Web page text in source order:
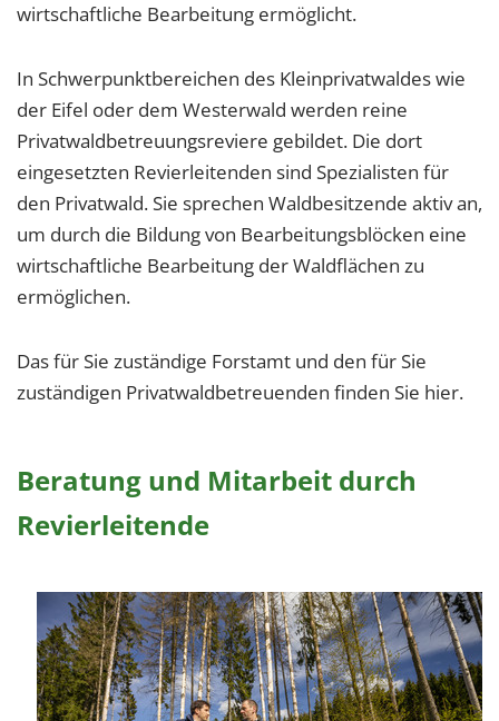
wirtschaftliche Bearbeitung ermöglicht.
In Schwerpunktbereichen des Kleinprivatwaldes wie
der Eifel oder dem Westerwald werden reine
Privatwaldbetreuungsreviere gebildet. Die dort
eingesetzten Revierleitenden sind Spezialisten für
den Privatwald. Sie sprechen Waldbesitzende aktiv an,
um durch die Bildung von Bearbeitungsblöcken eine
wirtschaftliche Bearbeitung der Waldflächen zu
ermöglichen.
Das für Sie zuständige Forstamt und den für Sie
zuständigen Privatwaldbetreuenden finden Sie hier.
Beratung und Mitarbeit durch
Revierleitende